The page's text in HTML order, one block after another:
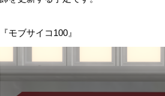
『モブサイコ100』